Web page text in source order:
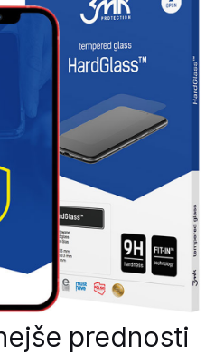
prednosti